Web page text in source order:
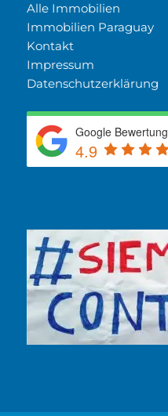
Alle Immobilien
Immobilien Paraguay
Kontakt
Impressum
Datenschutzerklärung
Google Bewertung
4.9